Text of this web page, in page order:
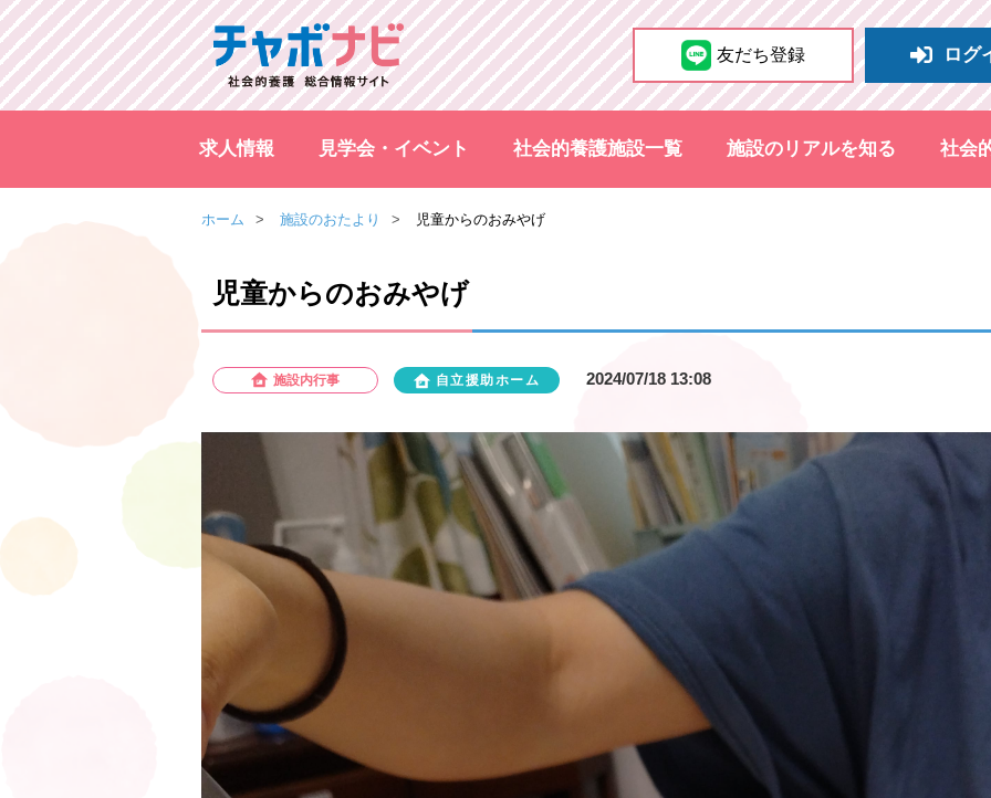
友だち登録 ログ
求人情報 見学会・イベント 社会的養護施設一覧 施設のリアルを知る 社会
ホーム 施設のおたより 児童からのおみやげ
児童からのおみやげ
施設内行事 自立援助ホーム 2024/07/18 13:08